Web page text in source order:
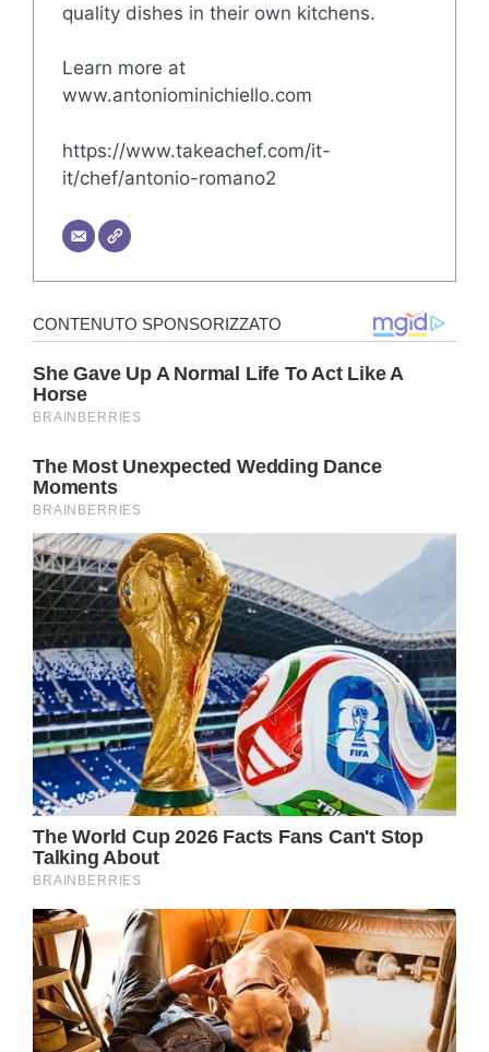
quality dishes in their own kitchens.
Learn more at
www.antoniominichiello.com
https://www.takeachef.com/it-
it/chef/antonio-romano2